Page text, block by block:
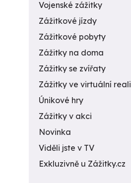
Vojenské zážitky
Zážitkové jízdy
Zážitkové pobyty
Zážitky na doma
Zážitky se zvířaty
Zážitky ve virtuální
Únikové hry
Zážitky v akci
Novinka
Viděli jste v TV
Exkluzivně u Zážitky.cz